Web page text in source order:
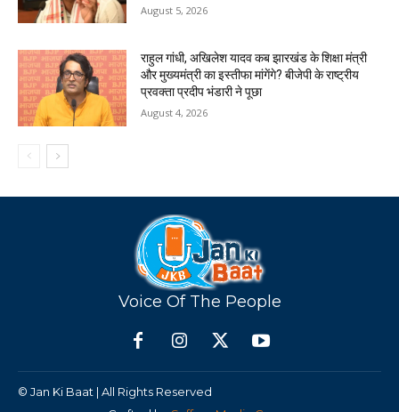
August 5, 2026
राहुल गांधी, अखिलेश यादव कब झारखंड के शिक्षा मंत्री
और मुख्यमंत्री का इस्तीफा मांगेंगे? बीजेपी के राष्ट्रीय
प्रवक्ता प्रदीप भंडारी ने पूछा
August 4, 2026
Voice Of The People
© Jan Ki Baat | All Rights Reserved